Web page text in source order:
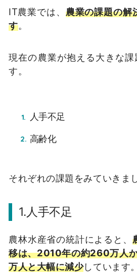
IT農業では、 農業の課題の解
す。
現在の農業が抱える大きな
す。
人手不足
高齢化
それぞれの課題をみていきま
1.人手不足
農林水産省の統計によると、
移は、2010年の約260万人
万人と大幅に減少しています。